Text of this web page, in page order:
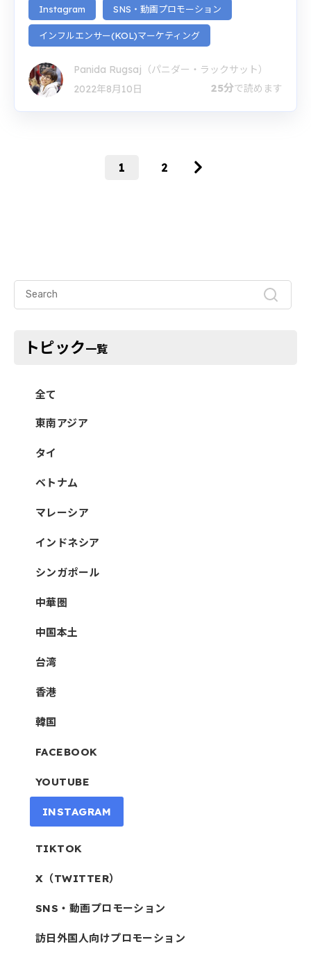
Instagram SNS・動画プロモーション
インフルエンサー(KOL)マーケティング
Panida Rugsaj（パニダー・ラックサット）
2022年8月10日
25分で読めます
1 2
トピック一覧
全て
東南アジア
SNS・動画プロモーション
ベトナム
タイ
訪日外国人向けプロモーション
インドネシア
マレーシア
YOUTUBE
中華圏
TIKTOK
INSTAGRAM
FACEBOOK
台湾
中国本土
シンガポール
香港
韓国
X（TWITTER）